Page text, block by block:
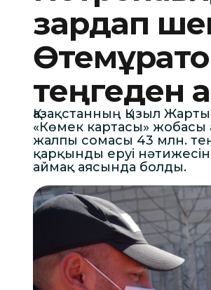
зардап
теңгеден
Қазақстанның Қызыл
«Көмек картасы» жобасы
жалпы сомасы 43 млн.
қарқынды еруі
аймақ аясында болды.